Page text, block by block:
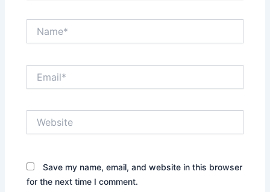
Save my name, email, and website in this browser
for the next time I comment.